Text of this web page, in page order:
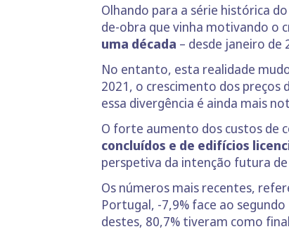
Olhando para a série histórica
de-obra que vinha motivando o
uma década – desde janeiro
No entanto, esta realidade
2021, o crescimento dos preços
essa divergência é ainda mais
O forte aumento dos custos de
concluídos e de edifícios
perspetiva da intenção futura
Os números mais recentes,
Portugal, -7,9% face ao
destes, 80,7% tiveram como